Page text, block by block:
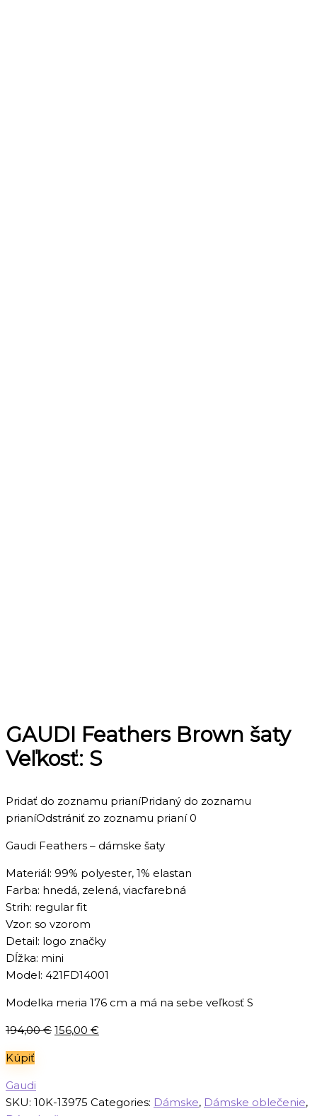
GAUDI Feathers Brown šaty
Veľkosť: S
Pridať do zoznamu prianíPridaný do zoznamu
prianíOdstrániť zo zoznamu prianí 0
Gaudi Feathers – dámske šaty
Materiál: 99% polyester, 1% elastan
Farba: hnedá, zelená, viacfarebná
Strih: regular fit
Vzor: so vzorom
Detail: logo značky
Dĺžka: mini
Model: 421FD14001
Modelka meria 176 cm a má na sebe veľkosť S
194,00€ Pôvodná
156,00 €
Kúpiť
Gaudi
SKU: 10K-13975 Categories: Dámske, Dámske oblečenie,